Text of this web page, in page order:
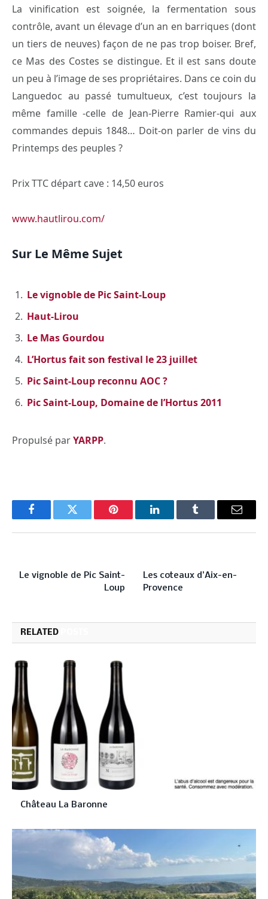
La vinification est soignée, la fermentation sous
contrôle, avant un élevage d’un an en barriques (dont
un tiers de neuves) façon de ne pas trop boiser. Bref,
ce Mas des Costes se distingue. Et il est sans doute
un peu à l’image de ses propriétaires. Dans ce coin du
Languedoc au passé tumultueux, c’est toujours la
même famille -celle de Jean-Pierre Ramier-qui aux
commandes depuis 1848… Doit-on parler de vins du
Printemps des peuples ?
Prix TTC départ cave : 14,50 euros
www.hautlirou.com/
Sur Le Même Sujet
Le vignoble de Pic Saint-Loup
Haut-Lirou
Le Mas Gourdou
L’Hortus fait son festival le 23 juillet
Pic Saint-Loup reconnu AOC ?
Pic Saint-Loup, Domaine de l’Hortus 2011
Propulsé parYARPP.
FacebookTwitter Pinterest LinkedInTumblr Email
Le vignoble de Pic Saint-
Loup
Les coteaux d’Aix-en-
Provence
RELATED
Château La Baronne